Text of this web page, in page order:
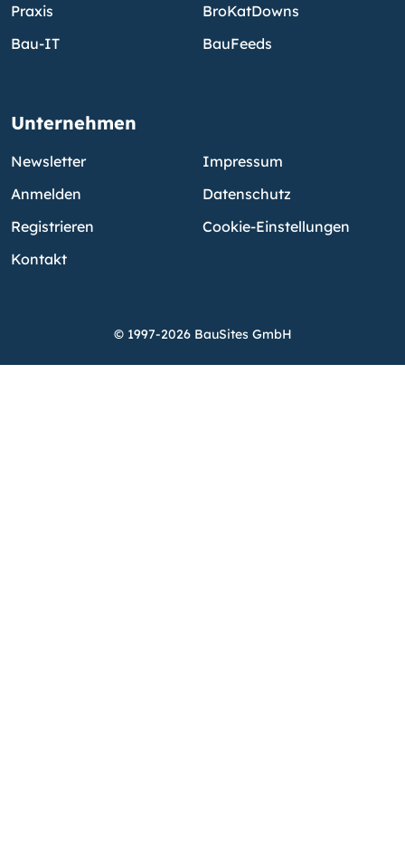
Praxis
Bau-IT
BroKatDowns
BauFeeds
Unternehmen
Newsletter
Anmelden
Registrieren
Kontakt
Impressum
Datenschutz
Cookie-Einstellungen
© 1997-2026 BauSites GmbH